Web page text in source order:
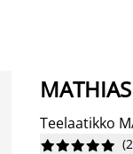
MATHIAS
Teelaatikko





 (2